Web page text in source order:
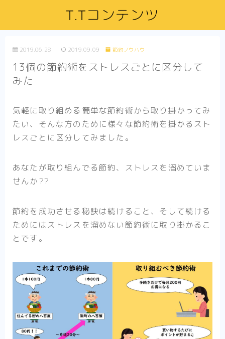
T.Tコンテンツ
2019.06.28 2019.09.09 節約ノウハウ
13個の節約術をストレスごとに区分して
みた
気軽に取り組める簡単な節約術から取り掛かってみ
たい、そんな方のために様々な節約術を掛かるスト
レスごとに区分してみました。
あなたが取り組んでる節約、ストレスを溜めていま
せんか??
節約を成功させる秘訣は続けること、そして続ける
ためにはストレスを溜めない節約術に取り掛かるこ
とです。